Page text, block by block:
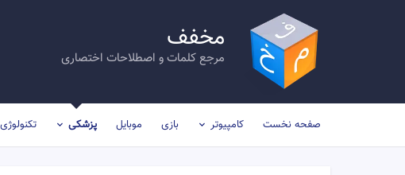
مخفف
مرجع کلمات و اصطلاحات اختصاری
صفحه نخست کامپیوتر بازی موبایل پزشکی تکنولوژی